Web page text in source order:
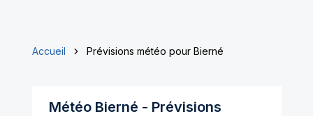
Accueil Prévisions météo pour Bierné
Météo Bierné - Prévisions